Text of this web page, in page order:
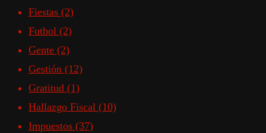
Fiestas (2)
Futbol (2)
Gente (2)
Gestión (12)
Gratitud (1)
Hallazgo Fiscal (10)
Impuestos (37)